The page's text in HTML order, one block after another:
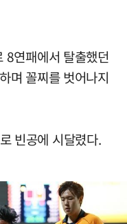
8연패에서 탈출했던
며 꼴찌를 벗어나지
빈공에 시달렸다.